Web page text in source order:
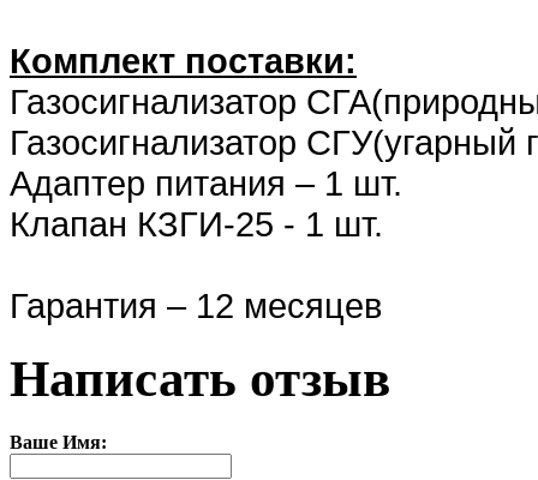
Комплект поставки:
Газосигнализатор
Газосигнализатор СГУ(угарный
Адаптер питания – 1 шт.
Клапан КЗГИ-25 - 1 шт.
Гарантия – 12 месяцев
Написать отзыв
Ваше Имя: